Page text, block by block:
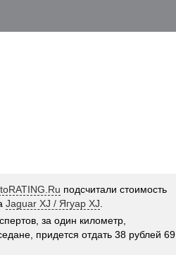
подсчитали стоимость
Jaguar XJ / Ягуар XJ
за один километр,
придется отдать 38 рублей 69